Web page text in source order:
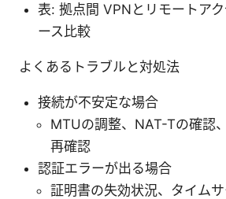
表: 拠点間 VPNとリモートア
ース比較
よくあるトラブルと対処法
接続が不安定な場合
MTUの調整、NAT-Tの確認
再確認
認証エラーが出る場合
証明書の失効状況、タイム